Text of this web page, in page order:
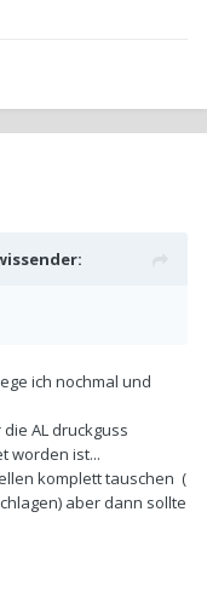
:
ich nochmal und
AL druckguss
worden ist...
komplett tauschen (
aber dann sollte